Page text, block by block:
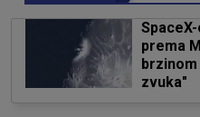
prema
brzinom
zvuka"